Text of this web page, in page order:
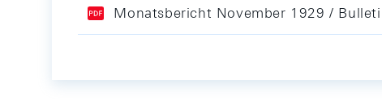
Monatsbericht November 1929 /